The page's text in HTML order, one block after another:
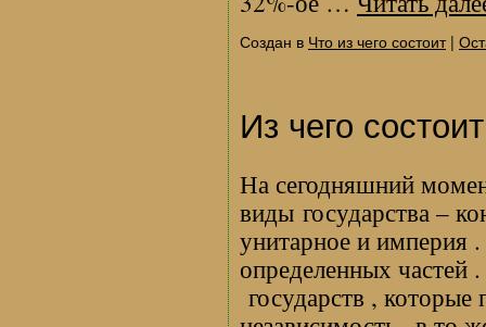
Создан в Что из чего состоит |
Из чего
На сегодняшний
виды государства –
унитарное и империя
определенных частей
государств ,